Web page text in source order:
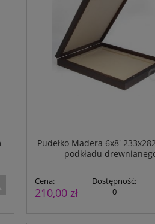
500ark.
55,00 zł
49,00 zł
223
Pudełko Madera 6x8'
podkładu
Cena:
210,00 zł
Dostępność:
0